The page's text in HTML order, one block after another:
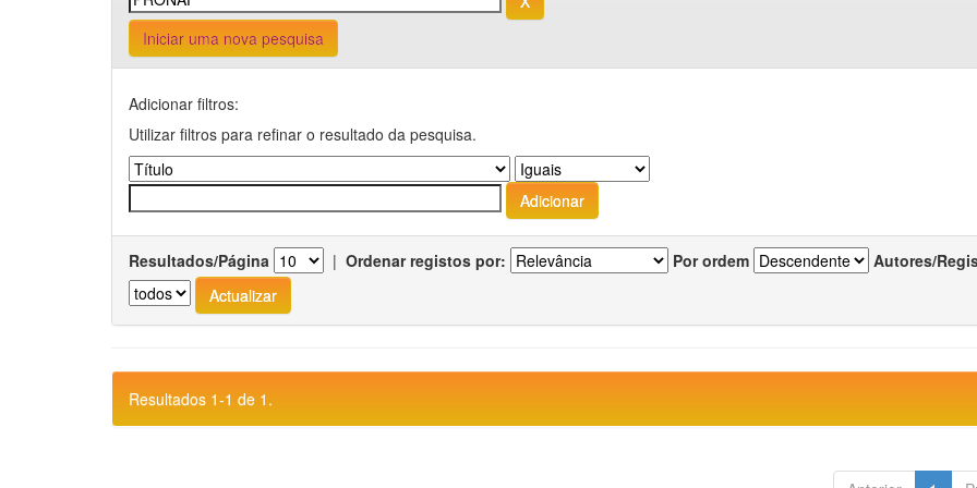
Iniciar uma nova pesquisa
Adicionar filtros:
Utilizar filtros para refinar o resultado da pesquisa.
Resultados/Página | Ordenar registos por: Por ordem Autores/
Resultados 1-1 de 1.